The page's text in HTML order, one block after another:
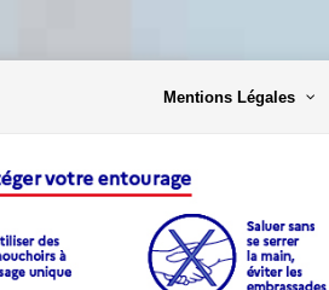
contenu
Mentions Légales